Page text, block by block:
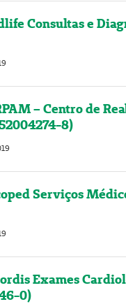
Consultas e
– Centro de
8)
Serviços
Exames
0)